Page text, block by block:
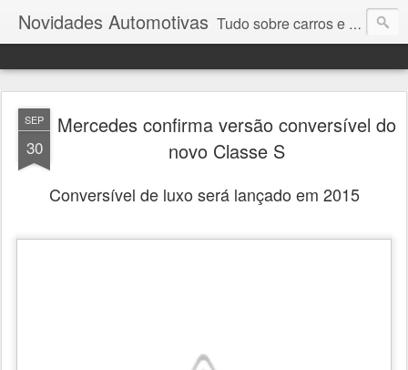
Novidades Automotivas Tudo sobre carros e motores
SEP
30
Mercedes confirma versão conversível do
novo Classe S
Conversível de luxo será lançado em 2015